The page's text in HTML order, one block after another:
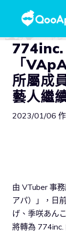
「
所屬成
藝人繼
2023/01/06
由 VTuber 事
アパ）」，日
げ、季咲あん
將轉為 774inc.